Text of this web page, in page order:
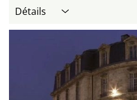
Détails